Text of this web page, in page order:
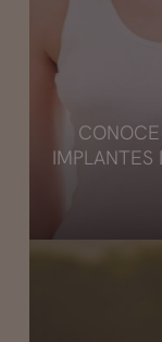
IMPLANTES